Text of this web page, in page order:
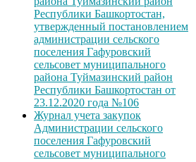
Республики Башкортостан,
утвержденный постановлением
администрации сельского
поселения Гафуровский
сельсовет муниципального
района Туймазинский район
Республики Башкортостан от
23.12.2020 года №106
Журнал учета закупок
Администрации сельского
поселения Гафуровский
сельсовет муниципального